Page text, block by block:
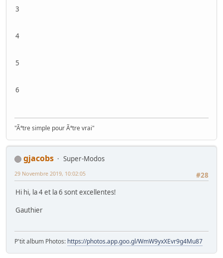
3
4
5
6
"Ãªtre simple pour Ãªtre vrai"
gjacobs
Super-Modos
#28
29 Novembre 2019, 10:02:05
Hi hi, la 4 et la 6 sont excellentes!
Gauthier
P'tit album Photos: https://photos.app.goo.gl/WmW9yxXEvr9g4Mu87